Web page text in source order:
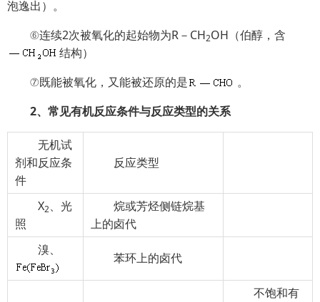
泡逸出）。
⑥连续2次被氧化的起始物为R－CH2OH（伯醇，含
结构）
⑦既能被氧化，又能被还原的是
。
2、常见有机反应条件与反应类型的关系
无机试
剂和反应条
件
反应类型
X2、光
照
烷或芳烃侧链烷基
上的卤代
溴、
苯环上的卤代
不饱和有